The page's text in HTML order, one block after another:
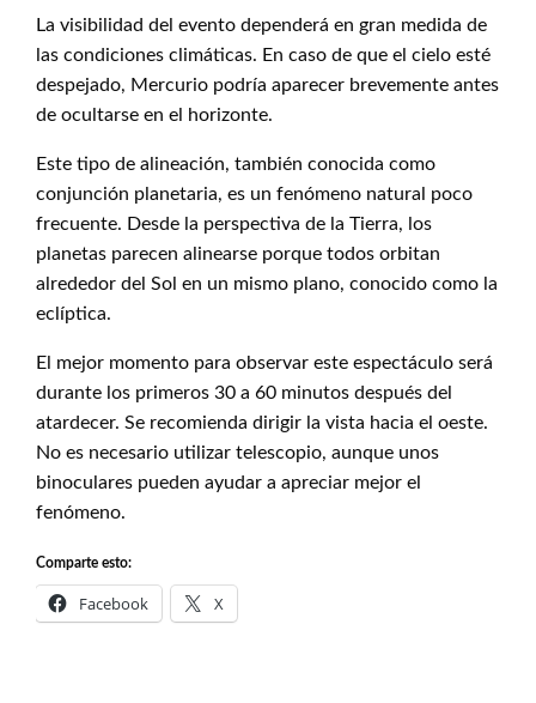
La visibilidad del evento dependerá en gran medida de
las condiciones climáticas. En caso de que el cielo esté
despejado, Mercurio podría aparecer brevemente antes
de ocultarse en el horizonte.
Este tipo de alineación, también conocida como
conjunción planetaria, es un fenómeno natural poco
frecuente. Desde la perspectiva de la Tierra, los
planetas parecen alinearse porque todos orbitan
alrededor del Sol en un mismo plano, conocido como la
eclíptica.
El mejor momento para observar este espectáculo será
durante los primeros 30 a 60 minutos después del
atardecer. Se recomienda dirigir la vista hacia el oeste.
No es necesario utilizar telescopio, aunque unos
binoculares pueden ayudar a apreciar mejor el
fenómeno.
Comparte esto:
Facebook X